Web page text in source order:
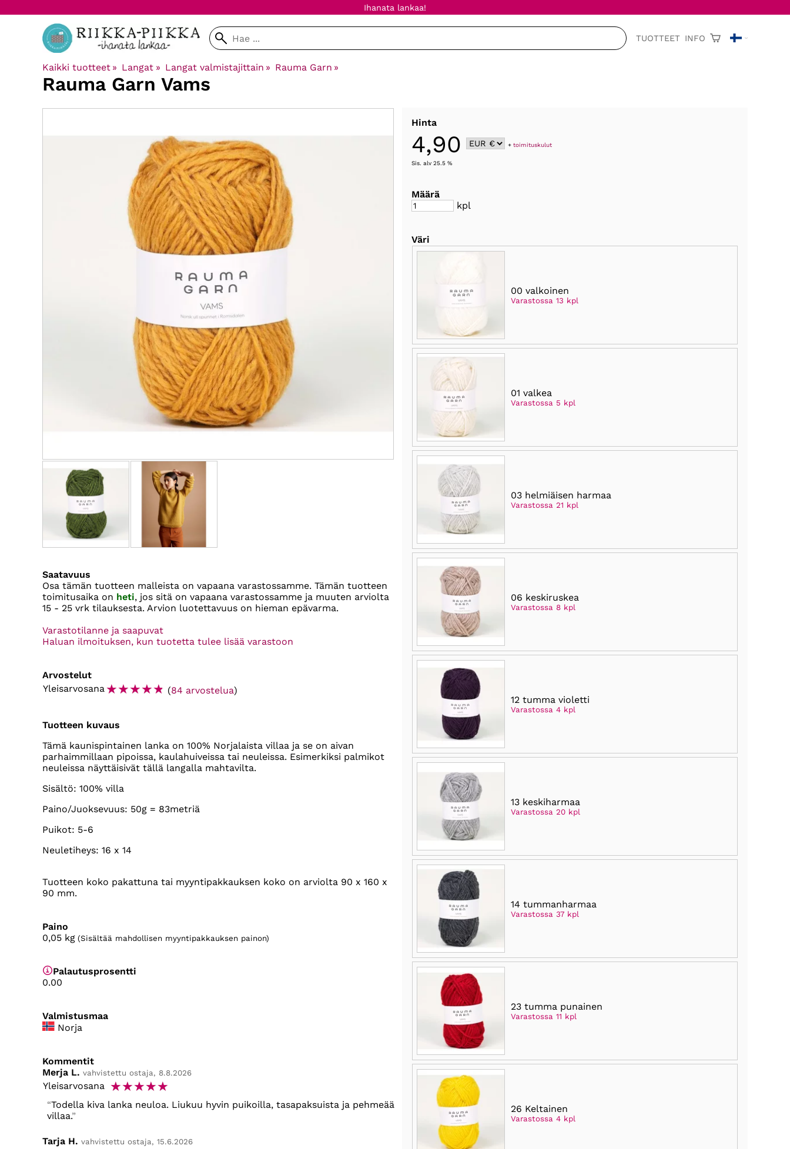
Ihanata lankaa!
TUOTTEET INFO
Kaikki tuotteet ‪» Langat ‪» Langat valmistajittain ‪» Rauma Garn ‪»
Rauma Garn Vams
Hinta
4,90 +toimituskulut
Sis. alv 25.5 %
Määrä
kpl
Väri
00 valkoinen
Varastossa 13 kpl
01 valkea
Varastossa 5 kpl
03 helmiäisen harmaa
Varastossa 21 kpl
06 keskiruskea
Varastossa 8 kpl
12 tumma violetti
Varastossa 4 kpl
13 keskiharmaa
Varastossa 20 kpl
14 tummanharmaa
Varastossa 37 kpl
23 tumma punainen
Varastossa 11 kpl
26 Keltainen
Varastossa 4 kpl
Saatavuus
Osa tämän tuotteen malleista on vapaana varastossamme. Tämän tuotteen
toimitusaika on heti, jos sitä on vapaana varastossamme ja muuten arviolta
15 - 25 vrk tilauksesta. Arvion luotettavuus on hieman epävarma.
Varastotilanne ja saapuvat
Haluan ilmoituksen, kun tuotetta tulee lisää varastoon
Arvostelut
Yleisarvosana☆☆☆☆☆ (84 arvostelua)
Tuotteen kuvaus
Tämä kaunispintainen lanka on 100% Norjalaista villaa ja se on aivan
parhaimmillaan pipoissa, kaulahuiveissa tai neuleissa. Esimerkiksi palmikot
neuleissa näyttäisivät tällä langalla mahtavilta.
Sisältö: 100% villa
Paino/Juoksevuus: 50g = 83metriä
Puikot: 5-6
Neuletiheys: 16 x 14
Tuotteen koko pakattuna tai myyntipakkauksen koko on arviolta 90 x 160 x
90 mm.
Paino
0,05 kg (Sisältää mahdollisen myyntipakkauksen painon)
Palautusprosentti
0.00
Valmistusmaa
Norja
Kommentit
Merja L. vahvistettu ostaja, 8.8.2026
Yleisarvosana ☆☆☆☆☆
Todella kiva lanka neuloa. Liukuu hyvin puikoilla, tasapaksuista ja pehmeää
villaa.
Tarja H. vahvistettu ostaja, 15.6.2026